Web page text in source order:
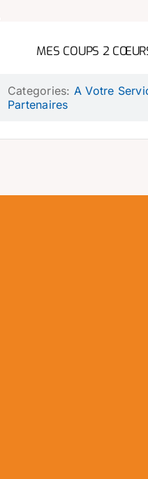
MES COUPS 2
Categories: A Votre
Partenaires